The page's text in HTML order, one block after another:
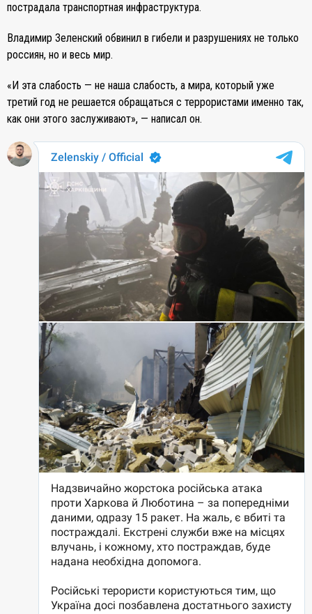
пострадала транспортная инфраструктура.
Владимир Зеленский обвинил в гибели и разрушениях не только
россиян, но и весь мир.
«И эта слабость — не наша слабость, а мира, который уже
третий год не решается обращаться с террористами именно так,
как они этого заслуживают», — написал он.